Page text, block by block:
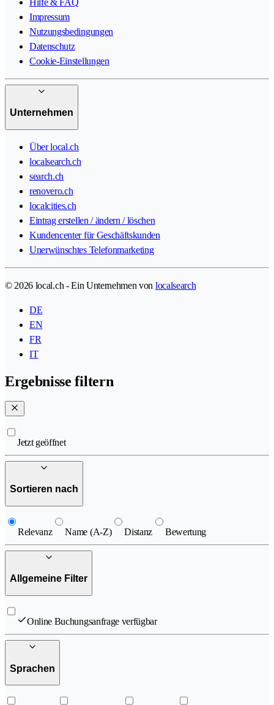
Impressum
Nutzungsbedingungen
Datenschutz
Cookie-Einstellungen
Unternehmen
Über local.ch
localsearch.ch
search.ch
renovero.ch
localcities.ch
Eintrag erstellen / ändern / löschen
Kundencenter für Geschäftskunden
Unerwünschtes Telefonmarketing
© 2026 local.ch - Ein Unternehmen von localsearch
DE
EN
FR
IT
Ergebnisse filtern
Jetzt geöffnet
Sortieren nach
Relevanz Name (A-Z) Distanz Bewertung
Allgemeine Filter
Online Buchungsanfrage verfügbar
Sprachen